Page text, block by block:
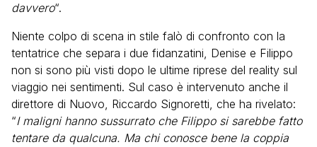
davvero“.
Niente colpo di scena in stile falò di confronto con la
tentatrice che separa i due fidanzatini, Denise e Filippo
non si sono più visti dopo le ultime riprese del reality sul
viaggio nei sentimenti. Sul caso è intervenuto anche il
direttore di Nuovo, Riccardo Signoretti, che ha rivelato:
“I maligni hanno sussurrato che Filippo si sarebbe fatto
tentare da qualcuna. Ma chi conosce bene la coppia